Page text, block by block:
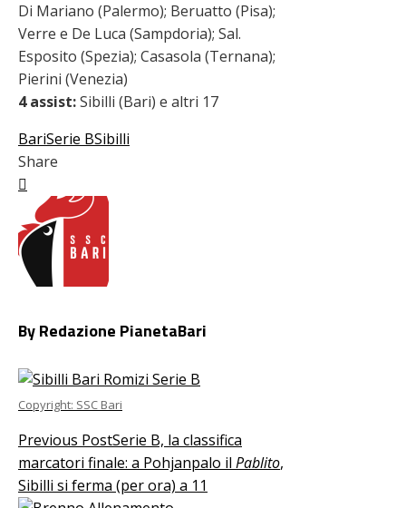
Di Mariano (Palermo); Beruatto (Pisa);
Verre e De Luca (Sampdoria); Sal.
Esposito (Spezia); Casasola (Ternana);
Pierini (Venezia)
4 assist:Sibilli (Bari) e altri 17
BariSerie BSibilli
Share
Facebook
Twitter
LinkedIn
Pinterest
By Redazione PianetaBari
Copyright: SSC Bari
Previous PostSerie B, la classifica
marcatori finale: a Pohjanpalo il Pablito,
Sibilli si ferma (per ora) a 11